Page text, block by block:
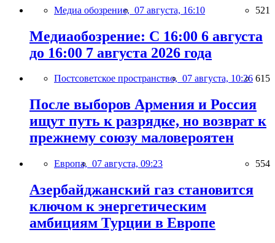
Медиа обозрение, 07 августа, 16:10 521
Медиаобозрение: С 16:00 6 августа
до 16:00 7 августа 2026 года
Постсоветское пространство, 07 августа, 10:26 615
После выборов Армения и Россия
ищут путь к разрядке, но возврат к
прежнему союзу маловероятен
Европа, 07 августа, 09:23 554
Азербайджанский газ становится
ключом к энергетическим
амбициям Турции в Европе